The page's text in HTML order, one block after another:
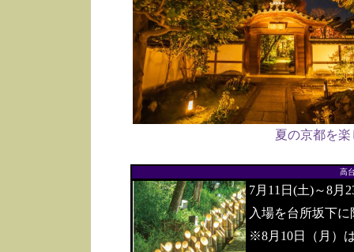
夏の京都を
高
7月11日(土)～8月
入場を台所坂下
※8月10日（月）